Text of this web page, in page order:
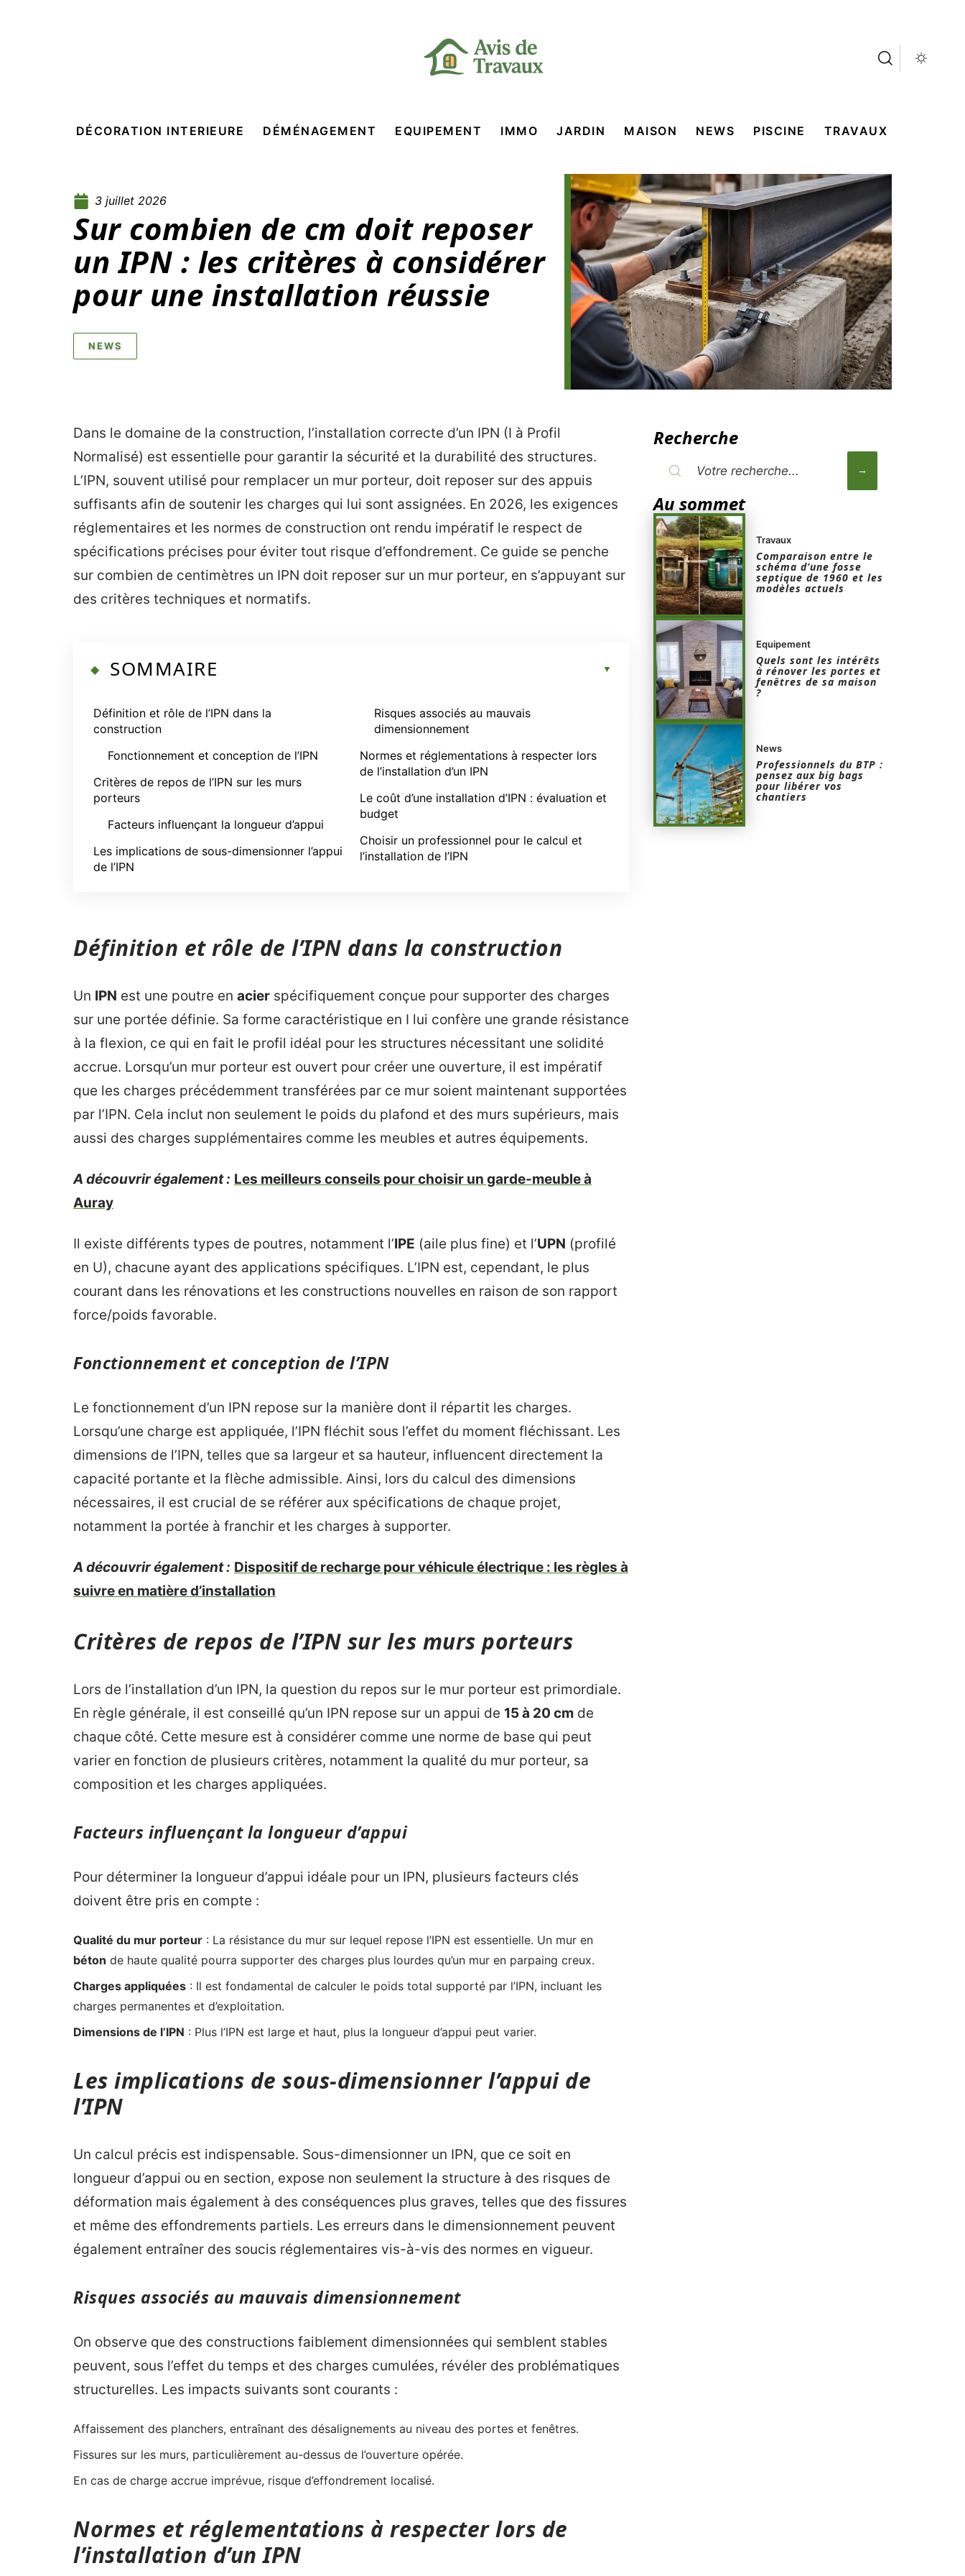
DÉCORATION INTERIEURE DÉMÉNAGEMENT EQUIPEMENT IMMO JARDIN MAISON NEWS PISCINE TRAVAUX
3 juillet 2026
Sur combien de cm doit reposer
un IPN : les critères à considérer
pour une installation réussie
NEWS
Dans le domaine de la construction, l’installation correcte d’un IPN (I à Profil
Normalisé) est essentielle pour garantir la sécurité et la durabilité des structures.
L’IPN, souvent utilisé pour remplacer un mur porteur, doit reposer sur des appuis
suffisants afin de soutenir les charges qui lui sont assignées. En 2026, les exigences
réglementaires et les normes de construction ont rendu impératif le respect de
spécifications précises pour éviter tout risque d’effondrement. Ce guide se penche
sur combien de centimètres un IPN doit reposer sur un mur porteur, en s’appuyant sur
des critères techniques et normatifs.
SOMMAIRE
Définition et rôle de l’IPN dans la
construction
Fonctionnement et conception de l’IPN
Critères de repos de l’IPN sur les murs
porteurs
Facteurs influençant la longueur d’appui
Les implications de sous-dimensionner l’appui
de l’IPN
Risques associés au mauvais
dimensionnement
Normes et réglementations à respecter lors
de l’installation d’un IPN
Le coût d’une installation d’IPN : évaluation et
budget
Choisir un professionnel pour le calcul et
l’installation de l’IPN
Définition et rôle de l’IPN dans la construction
Un IPN est une poutre en acier spécifiquement conçue pour supporter des charges
sur une portée définie. Sa forme caractéristique en I lui confère une grande résistance
à la flexion, ce qui en fait le profil idéal pour les structures nécessitant une solidité
accrue. Lorsqu’un mur porteur est ouvert pour créer une ouverture, il est impératif
que les charges précédemment transférées par ce mur soient maintenant supportées
par l’IPN. Cela inclut non seulement le poids du plafond et des murs supérieurs, mais
aussi des charges supplémentaires comme les meubles et autres équipements.
A découvrir également : Les meilleurs conseils pour choisir un garde-meuble à
Auray
Il existe différents types de poutres, notamment l’IPE (aile plus fine) et l’UPN (profilé
en U), chacune ayant des applications spécifiques. L’IPN est, cependant, le plus
courant dans les rénovations et les constructions nouvelles en raison de son rapport
force/poids favorable.
Fonctionnement et conception de l’IPN
Le fonctionnement d’un IPN repose sur la manière dont il répartit les charges.
Lorsqu’une charge est appliquée, l’IPN fléchit sous l’effet du moment fléchissant. Les
dimensions de l’IPN, telles que sa largeur et sa hauteur, influencent directement la
capacité portante et la flèche admissible. Ainsi, lors du calcul des dimensions
nécessaires, il est crucial de se référer aux spécifications de chaque projet,
notamment la portée à franchir et les charges à supporter.
A découvrir également : Dispositif de recharge pour véhicule électrique : les règles à
suivre en matière d’installation
Critères de repos de l’IPN sur les murs porteurs
Lors de l’installation d’un IPN, la question du repos sur le mur porteur est primordiale.
En règle générale, il est conseillé qu’un IPN repose sur un appui de 15 à 20 cm de
chaque côté. Cette mesure est à considérer comme une norme de base qui peut
varier en fonction de plusieurs critères, notamment la qualité du mur porteur, sa
composition et les charges appliquées.
Facteurs influençant la longueur d’appui
Pour déterminer la longueur d’appui idéale pour un IPN, plusieurs facteurs clés
doivent être pris en compte :
Qualité du mur porteur : La résistance du mur sur lequel repose l’IPN est essentielle. Un mur en
béton de haute qualité pourra supporter des charges plus lourdes qu’un mur en parpaing creux.
Charges appliquées : Il est fondamental de calculer le poids total supporté par l’IPN, incluant les
charges permanentes et d’exploitation.
Dimensions de l’IPN : Plus l’IPN est large et haut, plus la longueur d’appui peut varier.
Les implications de sous-dimensionner l’appui de
l’IPN
Un calcul précis est indispensable. Sous-dimensionner un IPN, que ce soit en
longueur d’appui ou en section, expose non seulement la structure à des risques de
déformation mais également à des conséquences plus graves, telles que des fissures
et même des effondrements partiels. Les erreurs dans le dimensionnement peuvent
également entraîner des soucis réglementaires vis-à-vis des normes en vigueur.
Risques associés au mauvais dimensionnement
On observe que des constructions faiblement dimensionnées qui semblent stables
peuvent, sous l’effet du temps et des charges cumulées, révéler des problématiques
structurelles. Les impacts suivants sont courants :
Affaissement des planchers, entraînant des désalignements au niveau des portes et fenêtres.
Fissures sur les murs, particulièrement au-dessus de l’ouverture opérée.
En cas de charge accrue imprévue, risque d’effondrement localisé.
Normes et réglementations à respecter lors de
l’installation d’un IPN
Recherche
Au sommet
Travaux
Comparaison entre le
schéma d’une fosse
septique de 1960 et les
modèles actuels
Equipement
Quels sont les intérêts
à rénover les portes et
fenêtres de sa maison
?
News
Professionnels du BTP :
pensez aux big bags
pour libérer vos
chantiers